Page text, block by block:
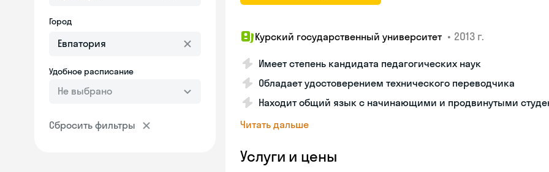
Город
Удобное расписание
Не выбрано
Сбросить фильтры
Курский государственный университет • 2013 г.
Имеет степень кандидата педагогических наук
Обладает удостоверением технического переводчика
Находит общий язык с начинающими и продвинутыми
Читать дальше
Услуги и цены